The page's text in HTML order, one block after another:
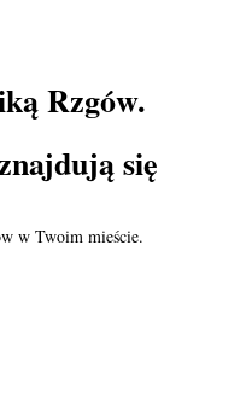
Rzgów.
się
w Twoim mieście.